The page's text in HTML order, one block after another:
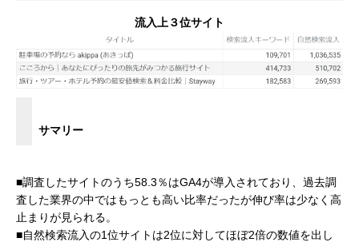
流入上３位サイト
サマリー
■調査したサイトのうち58.3％はGA4が導入されており、過去調
査した業界の中ではもっとも高い比率だったが伸び率は少なく高
止まりが見られる。
■自然検索流入の1位サイトは2位に対してほぼ2倍の数値を出し